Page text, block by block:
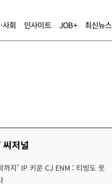
사회 인사이트 JOB+ 최신뉴스
씨저널
까지' IP 키운 CJ ENM : 티빙도 웃